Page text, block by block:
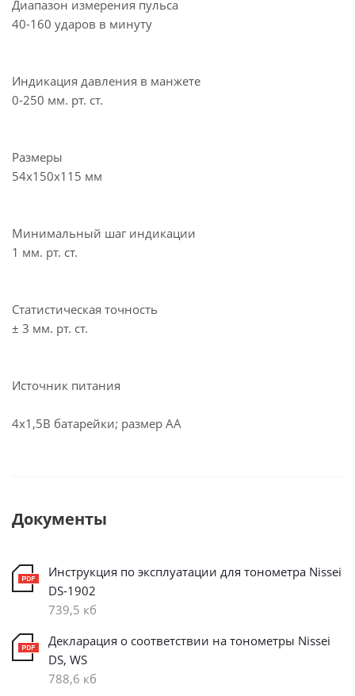
Диапазон измерения пульса
40-160 ударов в минуту
Индикация давления в манжете
0-250 мм. рт. ст.
Размеры
54x150x115 мм
Минимальный шаг индикации
1 мм. рт. ст.
Статистическая точность
± 3 мм. рт. ст.
Источник питания
4x1,5В батарейки; размер АA
Документы
Инструкция по эксплуатации для тонометра Nissei
DS-1902
739,5 кб
Декларация о соответствии на тонометры Nissei
DS, WS
788,6 кб